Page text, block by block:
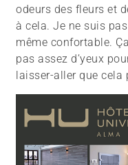
odeurs des fleurs et
à cela. Je ne suis
même confortable.
pas assez d’yeux
laisser-aller que cela